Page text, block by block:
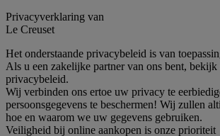
Privacyverklaring van
Le Creuset
Het onderstaande privacybeleid is van
Als u een zakelijke partner van ons bent, bekijk
privacybeleid.
Wij verbinden ons ertoe uw privacy te
persoonsgegevens te beschermen! Wij zullen
hoe en waarom we uw gegevens gebruiken.
Veiligheid bij online aankopen is onze prioriteit